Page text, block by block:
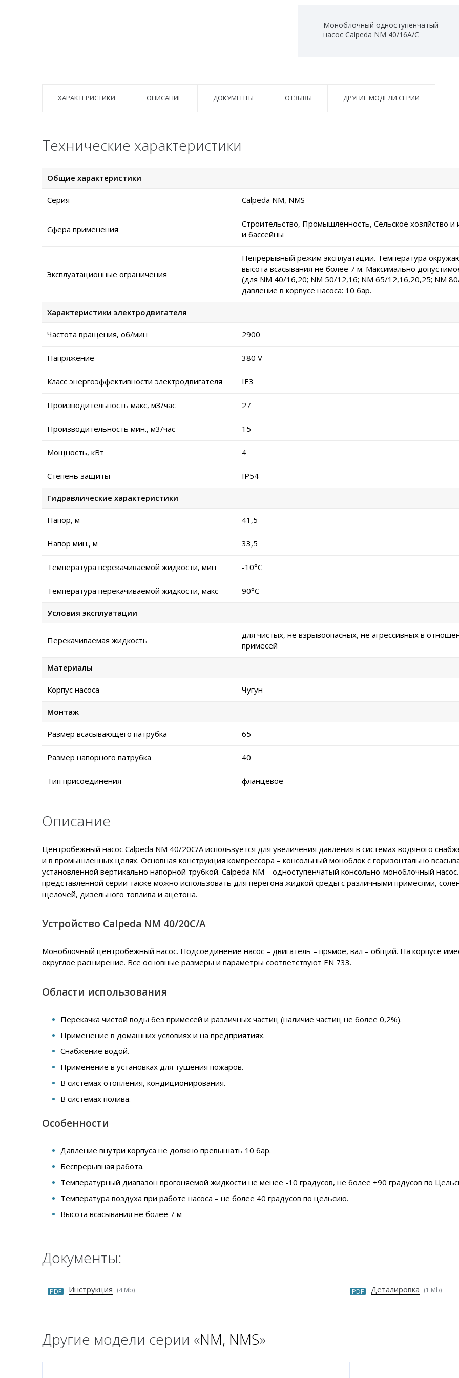
Моноблочный одноступенчатый
насос Calpeda NM 40/16A/C
ХАРАКТЕРИСТИКИ ОПИСАНИЕ ДОКУМЕНТЫ ОТЗЫВЫ ДРУГИЕ МОДЕЛИ СЕРИИ
Технические характеристики
Общие характеристики
Серия Calpeda NM, NMS
Сфера применения
Строительство, Промышленность, Сельское хозяйство
и бассейны
Эксплуатационные ограничения
Непрерывный режим эксплуатации. Температура
высота всасывания не более 7 м. Максимально
(для NM 40/16,20; NM 50/12,16; NM 65/12,16,20,25; NM
давление в корпусе насоса: 10 бар.
Характеристики электродвигателя
Частота вращения, об/мин 2900
Напряжение 380 V
Класс энергоэффективности электродвигателя IE3
Производительность макс, м3/час 27
Производительность мин., м3/час 15
Мощность, кВт 4
Степень защиты IP54
Гидравлические характеристики
Напор, м 41,5
Напор мин., м 33,5
Температура перекачиваемой жидкости, мин -10°C
Температура перекачиваемой жидкости, макс 90°C
Условия эксплуатации
Перекачиваемая жидкость
для чистых, не взрывоопасных, не агрессивных в
примесей
Материалы
Корпус насоса Чугун
Монтаж
Размер всасывающего патрубка 65
Размер напорного патрубка 40
Тип присоединения фланцевое
Описание
Центробежный насос Calpeda NM 40/20C/A используется для увеличения давления в системах водяного
и в промышленных целях. Основная конструкция компрессора – консольный моноблок с горизонтально
установленной вертикально напорной трубкой. Calpeda NM – одноступенчатый консольно-моноблочный
представленной серии также можно использовать для перегона жидкой среды с различными примесями,
щелочей, дизельного топлива и ацетона.
Устройство Calpeda NM 40/20C/A
Моноблочный центробежный насос. Подсоединение насос – двигатель – прямое, вал – общий. На корпусе
округлое расширение. Все основные размеры и параметры соответствуют EN 733.
Области использования
Перекачка чистой воды без примесей и различных частиц (наличие частиц не более 0,2%).
Применение в домашних условиях и на предприятиях.
Снабжение водой.
Применение в установках для тушения пожаров.
В системах отопления, кондиционирования.
В системах полива.
Особенности
Давление внутри корпуса не должно превышать 10 бар.
Беспрерывная работа.
Температурный диапазон прогоняемой жидкости не менее -10 градусов, не более +90 градусов по
Температура воздуха при работе насоса – не более 40 градусов по цельсию.
Высота всасывания не более 7 м
Документы:
PDF Инструкция (4 Mb) PDF Деталировка (1 Mb)
Другие модели серии «NM, NMS»